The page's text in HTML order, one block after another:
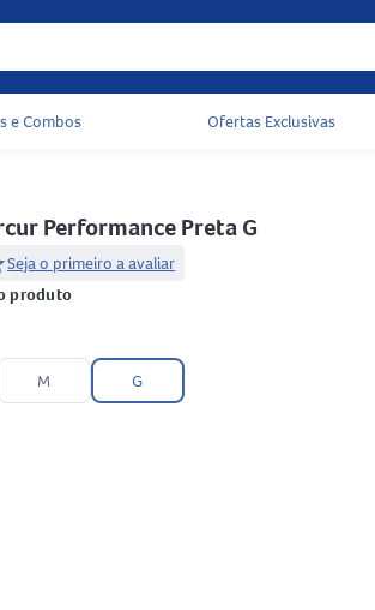
Acessos rápidos do cabeçalho
e Combos Ofertas Exclusivas
Performance Preta G
Seja o primeiro a avaliar
produto
M G